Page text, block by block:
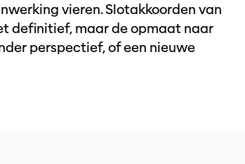
vieren. Slotakkoorden van
definitief, maar de opmaat naar
perspectief, of een nieuwe